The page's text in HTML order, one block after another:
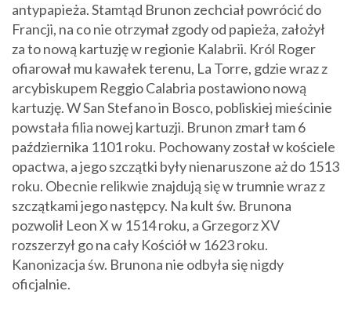
antypapieża. Stamtąd Brunon zechciał powrócić do
Francji, na co nie otrzymał zgody od papieża, założył
za to nową kartuzję w regionie Kalabrii. Król Roger
ofiarował mu kawałek terenu, La Torre, gdzie wraz z
arcybiskupem Reggio Calabria postawiono nową
kartuzję. W San Stefano in Bosco, pobliskiej mieścinie
powstała filia nowej kartuzji. Brunon zmarł tam 6
października 1101 roku. Pochowany został w kościele
opactwa, a jego szczątki były nienaruszone aż do 1513
roku. Obecnie relikwie znajdują się w trumnie wraz z
szczątkami jego następcy. Na kult św. Brunona
pozwolił Leon X w 1514 roku, a Grzegorz XV
rozszerzył go na cały Kościół w 1623 roku.
Kanonizacja św. Brunona nie odbyła się nigdy
oficjalnie.